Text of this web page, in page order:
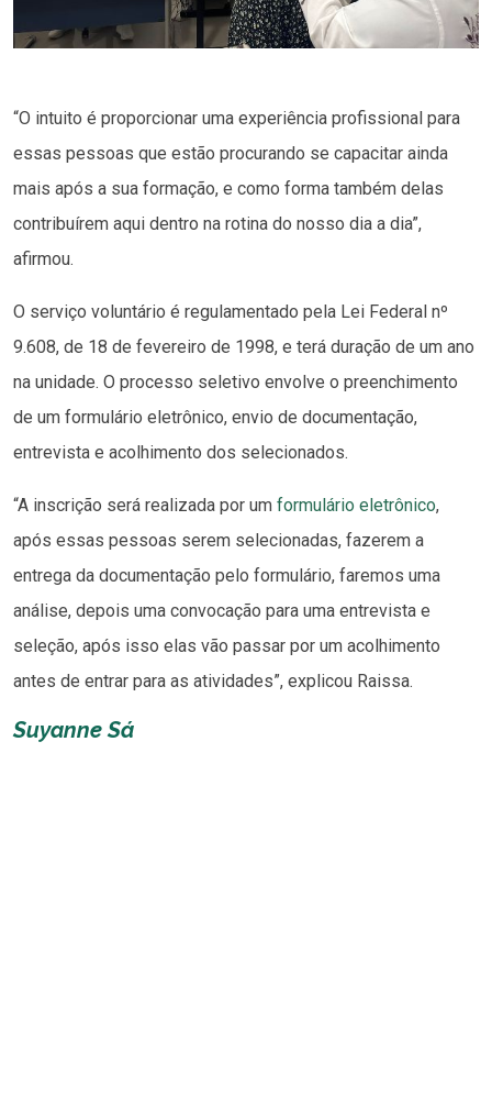
“O intuito é proporcionar uma experiência profissional para
essas pessoas que estão procurando se capacitar ainda
mais após a sua formação, e como forma também delas
contribuírem aqui dentro na rotina do nosso dia a dia”,
afirmou.
O serviço voluntário é regulamentado pela Lei Federal nº
9.608, de 18 de fevereiro de 1998, e terá duração de um ano
na unidade. O processo seletivo envolve o preenchimento
de um formulário eletrônico, envio de documentação,
entrevista e acolhimento dos selecionados.
“A inscrição será realizada por um formulário eletrônico,
após essas pessoas serem selecionadas, fazerem a
entrega da documentação pelo formulário, faremos uma
análise, depois uma convocação para uma entrevista e
seleção, após isso elas vão passar por um acolhimento
antes de entrar para as atividades”, explicou Raissa.
Suyanne Sá